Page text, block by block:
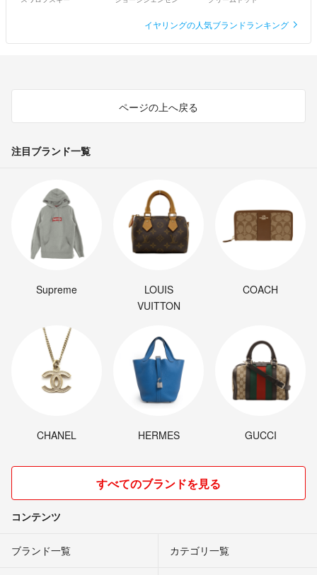
イヤリングの人気ブランドランキング
ページの上へ戻る
注目ブランド一覧
Supreme
LOUIS
VUITTON
COACH
CHANEL HERMES GUCCI
すべてのブランドを見る
コンテンツ
ブランド一覧 カテゴリ一覧